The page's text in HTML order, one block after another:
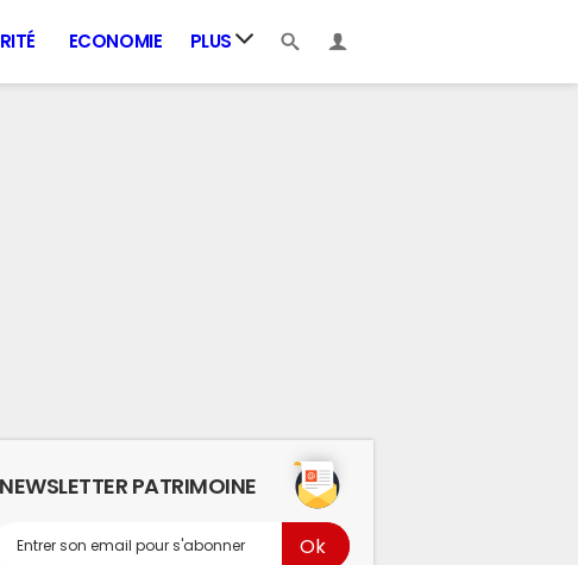
ECONOMIE PLUS
NEWSLETTER PATRIMOINE